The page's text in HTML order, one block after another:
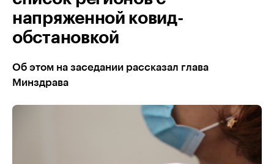
напряженной ковид-
обстановкой
Об этом на заседании рассказал глава
Минздрава